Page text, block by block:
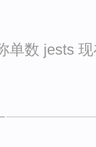
单数 jests